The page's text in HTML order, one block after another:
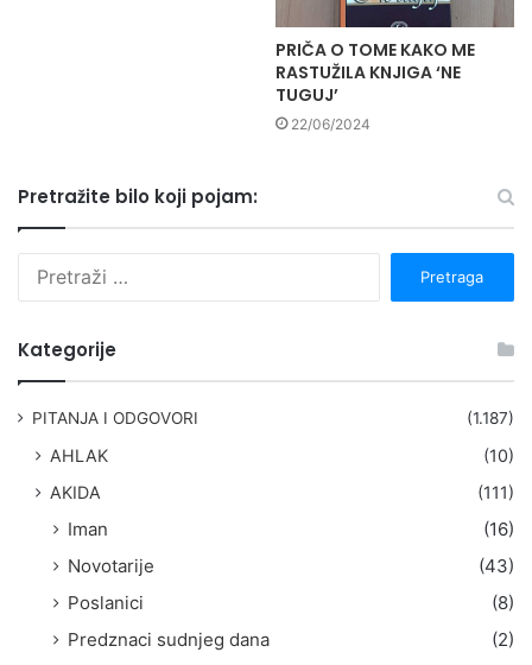
PRIČA O TOME KAKO ME
RASTUŽILA KNJIGA ‘NE
TUGUJ’
22/06/2024
Pretražite bilo koji pojam:
Kategorije
PITANJA I ODGOVORI (1.187)
AHLAK
(10)
AKIDA
(111)
Iman
(16)
Novotarije
(43)
Poslanici
(8)
Predznaci sudnjeg dana
(2)